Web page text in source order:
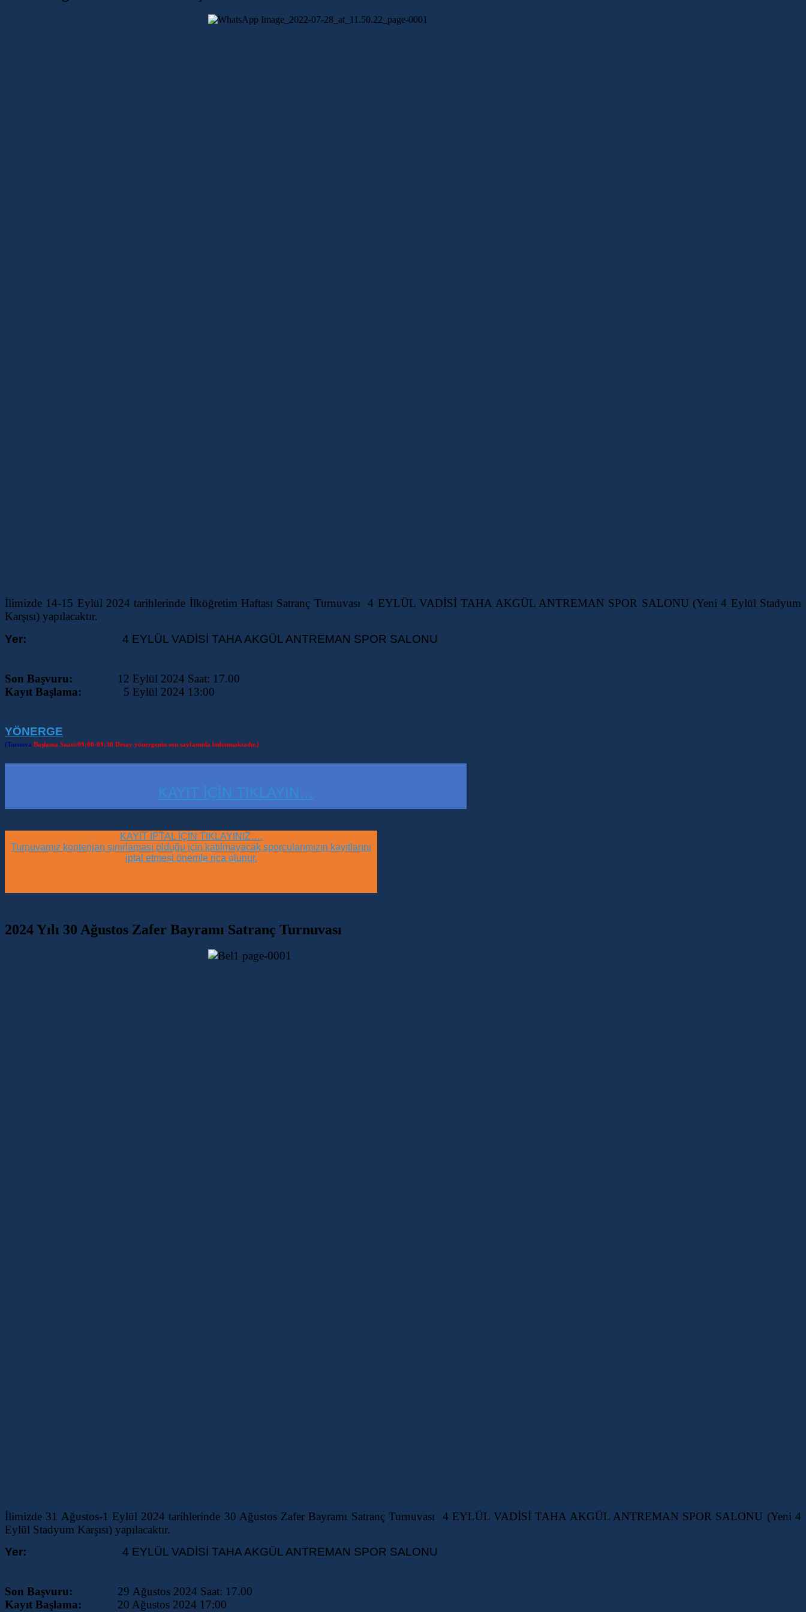
İlimizde 14-15 Eylül 2024 tarihlerinde İlköğretim Haftası Satranç Turnuvası 4 EYLÜL VADİSİ TAHA AKGÜL ANTREMAN SPOR SALONU (Yeni 4 Eylül Stadyum
Karşısı) yapılacaktır.
Yer: 4 EYLÜL VADİSİ TAHA AKGÜL ANTREMAN SPOR SALONU
Son Başvuru: 12 Eylül 2024 Saat: 17.00
Kayıt Başlama:
5 Eylül 2024 13:00
YÖNERGE
(Turnuva Başlama Saati:09:00-09:30 Detay yönergenin son sayfasında bulunmaktadır.)
KAYIT İÇİN TIKLAYIN…
KAYIT İPTAL İÇİN TIKLAYINIZ….
Turnuvamız kontenjan sınırlaması olduğu için katılmayacak sporcularımızın kayıtlarını
iptal etmesi önemle rica olunur.
2024 Yılı 30 Ağustos Zafer Bayramı Satranç Turnuvası
İlimizde 31 Ağustos-1 Eylül 2024 tarihlerinde 30 Ağustos Zafer Bayramı Satranç Turnuvası 4 EYLÜL VADİSİ TAHA AKGÜL ANTREMAN SPOR SALONU (Yeni 4
Eylül Stadyum Karşısı) yapılacaktır.
Yer: 4 EYLÜL VADİSİ TAHA AKGÜL ANTREMAN SPOR SALONU
Son Başvuru: 29 Ağustos 2024 Saat: 17.00
Kayıt Başlama:
20 Ağustos 2024 17:00